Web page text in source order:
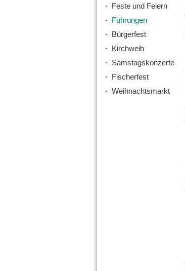
Feste und Feiern
Führungen
Bürgerfest
Kirchweih
Samstagskonzerte
Fischerfest
Weihnachtsmarkt